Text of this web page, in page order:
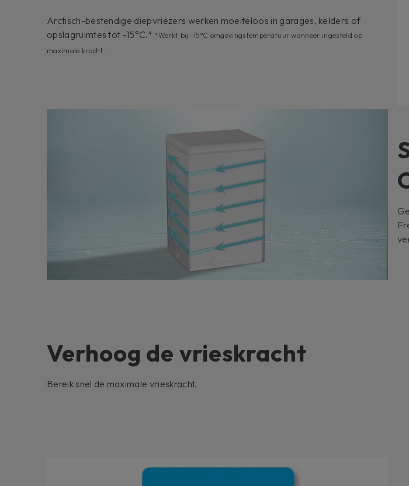
Arctisch-bestendige diepvriezers werken moeiteloos in garages, kelders of
opslagruimtes tot -15°C.* *Werkt bij -15°C omgevingstemperatuur wanneer ingesteld op
maximale kracht.
Verhoog de vrieskracht
Bereik snel de maximale vrieskracht.